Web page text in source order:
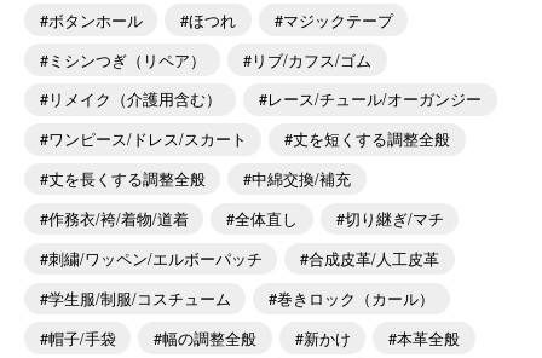
ボタンホール
ほつれ
マジックテープ
ミシンつぎ（リペア）
リブ/カフス/ゴム
リメイク（介護用含む）
レース/チュール/オーガンジー
ワンピース/ドレス/スカート
丈を短くする調整全般
丈を長くする調整全般
中綿交換/補充
作務衣/袴/着物/道着
全体直し
切り継ぎ/マチ
刺繍/ワッペン/エルボーパッチ
合成皮革/人工皮革
学生服/制服/コスチューム
巻きロック（カール）
帽子/手袋
幅の調整全般 新かけ
本革全般